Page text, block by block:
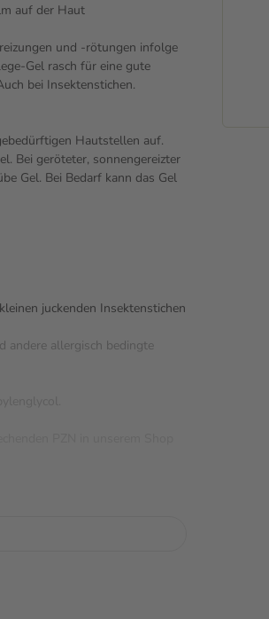
auf der Haut
und -rötungen infolge
Gel rasch für eine gute
bei Insektenstichen.
Hautstellen auf.
Bei geröteter, sonnengereizter
Gel. Bei Bedarf kann das Gel
juckenden Insektenstichen
andere allergisch bedingte